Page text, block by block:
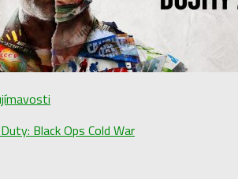
Black Ops Cold War